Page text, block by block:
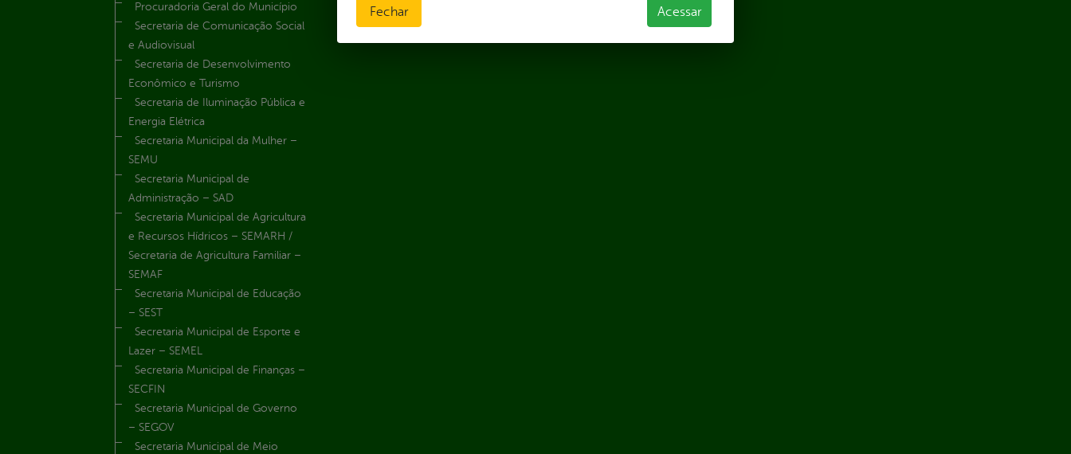
Procuradoria Geral do Município
Secretaria de Comunicação Social
e Audiovisual
Secretaria de Desenvolvimento
Econômico e Turismo
Secretaria de Iluminação Pública e
Energia Elétrica
Secretaria Municipal da Mulher –
SEMU
Secretaria Municipal de
Administração – SAD
Secretaria Municipal de Agricultura
e Recursos Hídricos – SEMARH /
Secretaria de Agricultura Familiar –
SEMAF
Secretaria Municipal de Educação
– SEST
Secretaria Municipal de Esporte e
Lazer – SEMEL
Secretaria Municipal de Finanças –
SECFIN
Secretaria Municipal de Governo
– SEGOV
Secretaria Municipal de Meio
Fechar Acessar